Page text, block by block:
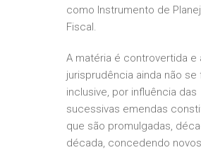
como Instrumento de
Fiscal.
A matéria é controvertida e
jurisprudência ainda não se
inclusive, por influência das
sucessivas emendas
que são promulgadas,
década, concedendo